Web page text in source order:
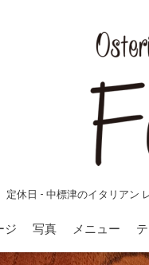
定休日 - 中標津のイタリアン
ジ 写真 メニュー